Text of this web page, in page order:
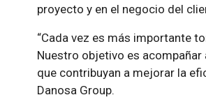
proyecto y en el negocio del
“Cada vez es más importante
Nuestro objetivo es
que contribuyan a mejorar la
Danosa Group.